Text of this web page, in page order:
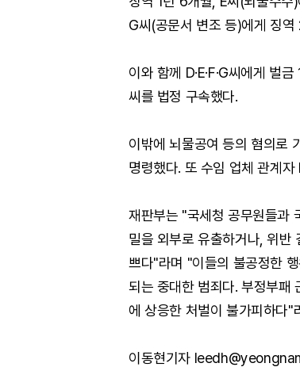
G씨(공문서 변조 등)에게 징
이와 함께 D·E·F·G씨에게 벌
씨를 법정 구속했다.
이밖에 뇌물공여 등의 혐의로
명령했다. 또 수임 업체 관계
재판부는 "국세청 공무원들과
밀을 외부로 유출하거나, 위반
쁘다"라며 "이들의 불공정한
되는 중대한 범죄다. 부정부패
에 상응한 처벌이 불가피하다"
이동현기자